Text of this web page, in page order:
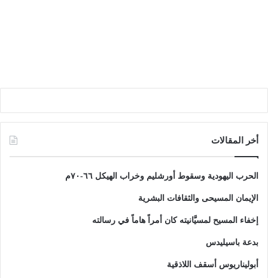
أخر المقالات
الحرب اليهودية وسقوط أورشليم وخراب الهيكل ٦٦-٧٠م
الإيمان المسيحى والثقافات البشرية
إخفاء المسيح لمسيَّانيته كان أمراً هاماً في رسالته
بدعة باسيليدس
أبوليناريوس أسقف اللاذقية